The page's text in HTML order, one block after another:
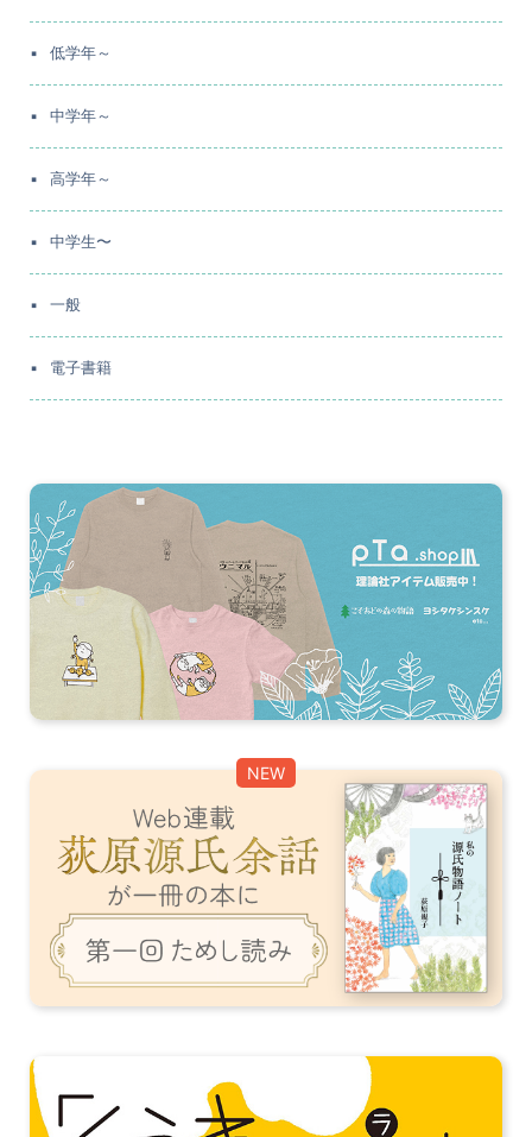
低学年～
中学年～
高学年～
中学生〜
一般
電子書籍
NEW